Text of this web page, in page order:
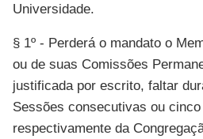
Universidade.
§ 1º - Perderá o mandato o
ou de suas Comissões
justificada por escrito, faltar
Sessões consecutivas ou
respectivamente da